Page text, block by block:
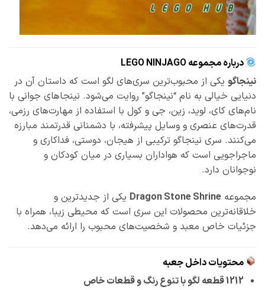
درباره مجموعه LEGO NINJAGO
نینجاگویکی از محبوب‌ترین سری‌های لگو است که داستان آن در
دنیایی خیالی به نام “نینجاگو” روایت می‌شود. نینجاهای جوانی با
نام‌های کای، لوید، زین، جی و کول با استفاده از مهارت‌های رزمی،
قدرت‌های عنصری و وسایل پیشرفته، با دشمنانی قدرتمند مبارزه
می‌کنند. سری نینجاگو ترکیبی از هیجان، دوستی، فداکاری و
ماجراجویی است که هواداران بسیاری در میان کودکان و
نوجوانان دارد.
مجموعهDragon Stone Shrineیکی از جدیدترین و
خلاقانه‌ترین محصولات این سری است که محیطی زیبا، همراه با
جزئیات خاص معبد و شخصیت‌های محبوب را ارائه می‌دهد.
محتویات داخل جعبه
1212 قطعه لگو با تنوع رنگ و قطعات خاص